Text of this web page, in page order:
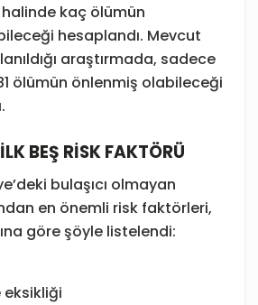
halinde kaç ölümün
hesaplandı. Mevcut
araştırmada, sadece
ölümün önlenmiş olabileceği
BEŞ RİSK FAKTÖRÜ
bulaşıcı olmayan
en önemli risk faktörleri,
göre şöyle listelendi:
eksikliği